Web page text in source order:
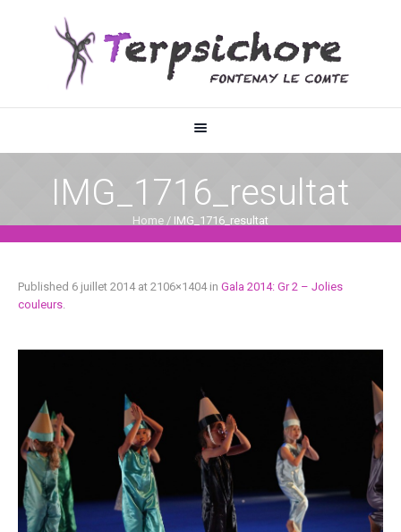
IMG_1716_resultat
Home / IMG_1716_resultat
Published 6 juillet 2014at 2106×1404 in Gala 2014: Gr 2 – Jolies
couleurs.